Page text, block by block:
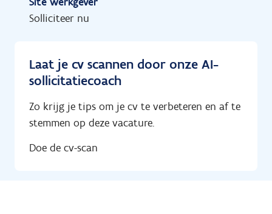
Solliciteer nu
Laat je cv scannen door onze AI-
sollicitatiecoach
Zo krijg je tips om je cv te verbeteren en af te
stemmen op deze vacature.
Doe de cv-scan